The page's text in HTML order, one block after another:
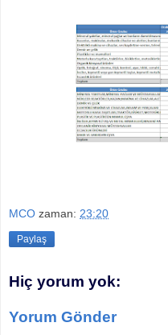
MCO zaman: 23:20
Paylaş
Hiç yorum yok:
Yorum Gönder